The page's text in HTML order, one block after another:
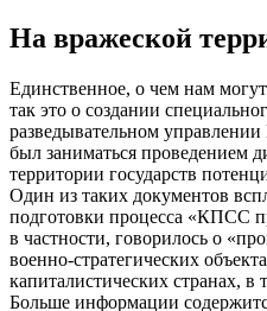
На вражеской
Единственное, о чем нам
так это о создании
разведывательном
был заниматься проведением
территории государств
Один из таких документов
подготовки процесса «КПСС
в частности, говорилось о
военно-стратегических
капиталистических странах,
Больше информации